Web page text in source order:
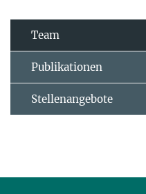
Team
Publikationen
Stellenangebote